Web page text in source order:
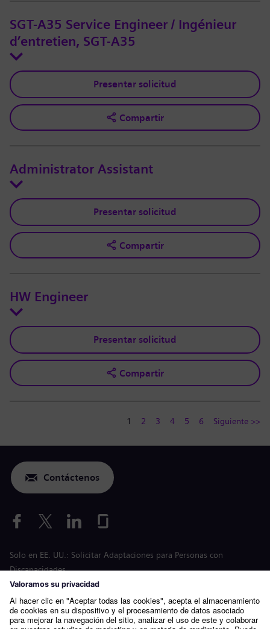
SGT-A35 Service Engineer / Ingénieur
d’entretien, SGT-A35
Presentar solicitud
Compartir
Administrator Assistant
Presentar solicitud
Compartir
HW Engineer
Presentar solicitud
Compartir
1 2 3 4 5 6 Siguiente >>
Contáctenos
Solo en EE. UU.: Solicitar Adaptaciones para Personas con
Discapacidades
Solicitud para condiciones laborales
siemens-energy.comPágina web global